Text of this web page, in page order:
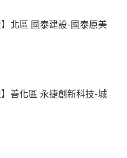
】北區 國泰建設-國泰原美
】善化區 永捷創新科技-城